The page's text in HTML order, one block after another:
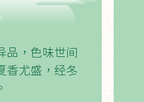
品，色味世间
香尤盛，经冬